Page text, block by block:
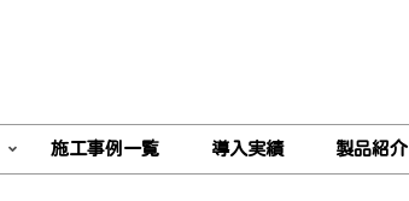
施工事例一覧 導入実績 製品紹介